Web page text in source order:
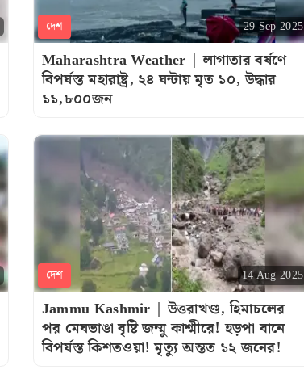
দেশ 29 Sep 2025
Maharashtra Weather | লাগাতার বর্ষণে
বিপর্যস্ত মহারাষ্ট্র, ২৪ ঘন্টায় মৃত ১০, উদ্ধার
১১,৮০০জন
দেশ 14 Aug 2025
Jammu Kashmir | উত্তরাখণ্ড, হিমাচলের
পর মেঘভাঙা বৃষ্টি জম্মু কাশ্মীরে! হড়পা বানে
বিপর্যস্ত কিশতওয়া! মৃত্যু অন্তত ১২ জনের!